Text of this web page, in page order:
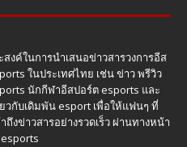
งค์ในการนำเสนอข่าวสารวงการอีส
ในประเทศไทย เช่น ข่าว พรีวิว
นักกีฬาอีสปอร์ต esports และ
วกับเดิมพัน esport เพื่อให้แฟนๆ ที่
งข่าวสารอย่างรวดเร็ว ผ่านทางหน้า